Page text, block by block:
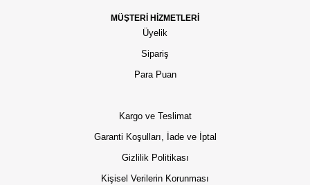
MÜŞTERİ HİZMETLERİ
Üyelik
Sipariş
Para Puan
Kargo ve Teslimat
Garanti Koşulları, İade ve İptal
Gizlilik Politikası
Kişisel Verilerin Korunması